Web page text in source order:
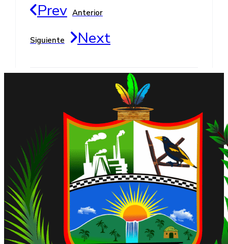
Prev Anterior
Siguiente Next